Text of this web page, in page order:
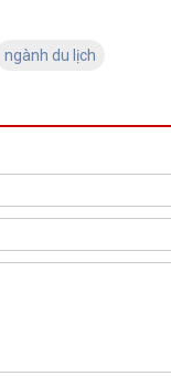
ngành du lịch